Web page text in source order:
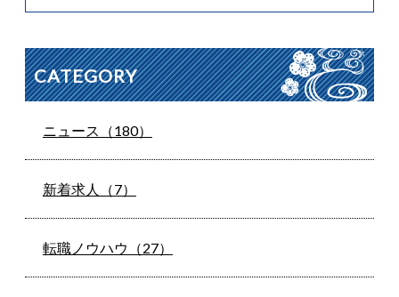
CATEGORY
ニュース（180）
新着求人（7）
転職ノウハウ（27）